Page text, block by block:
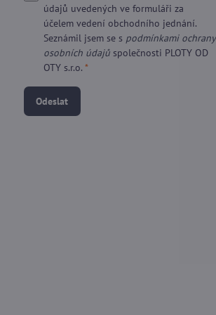
údajů uvedených ve formuláři za
účelem vedení obchodního jednání.
Seznámil jsem se s podmínkami ochrany
osobních údajů společnosti PLOTY OD
OTY s.r.o. *
Odeslat